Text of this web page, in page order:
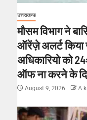
उत्तराखण्ड
मौसम विभाग ने
ऑरेंज़े अलर्ट किया
अधिकारियो को
ऑफ ना करने के
August 9, 2026 A